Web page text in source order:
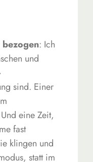
: Ich
und
sind. Einer
eine Zeit,
fast
klingen und
statt im